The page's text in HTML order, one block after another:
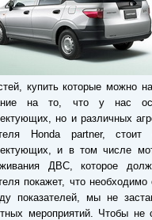
купить которые можно
на то, что у нас
но и различных
Honda partner,
и в том числе
ДВС, которое
покажет, что
показателей, мы не
мероприятий. Чтобы не